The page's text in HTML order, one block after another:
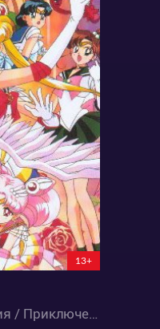
13+
Магия / Драма / Комедия / Приключения / Романтика / Сёдзё / Школа / Аниме